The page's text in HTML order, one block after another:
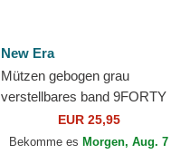
New Era
Mützen gebogen grau
verstellbares band 9FORTY
Vespa Piaggio von New Era
EUR 25,95
Bekomme es Morgen, Aug. 7